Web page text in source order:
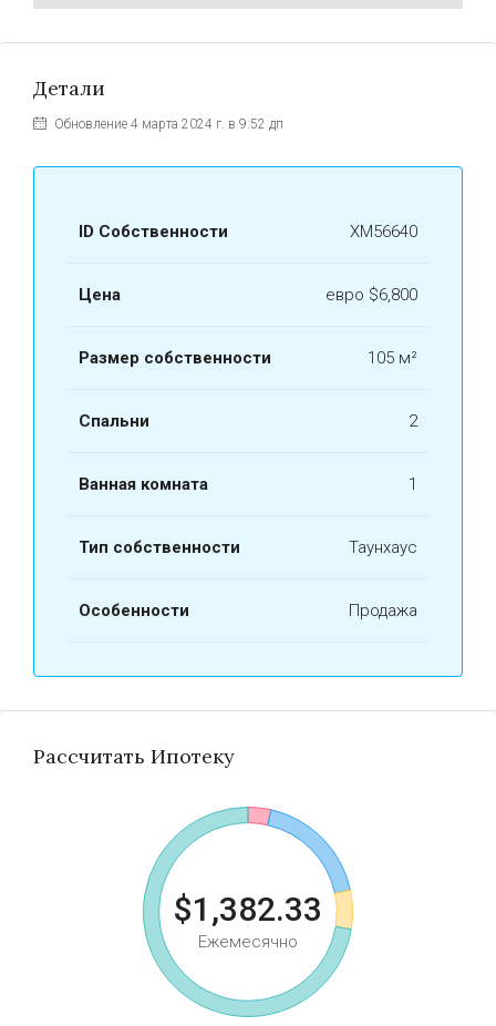
Детали
Обновление 4 марта 2024 г. в 9:52 дп
ID Собственности ХМ56640
Цена евро $6,800
Размер собственности 105 м²
Спальни 2
Ванная комната 1
Тип собственности Таунхаус
Особенности Продажа
Рассчитать Ипотеку
$1,382.33
Ежемесячно